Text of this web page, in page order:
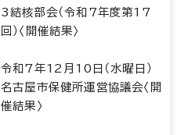
3結核部会（令和7年度第17
回）〈開催結果〉
令和7年12月10日（水曜日）
名古屋市保健所運営協議会〈開
催結果〉